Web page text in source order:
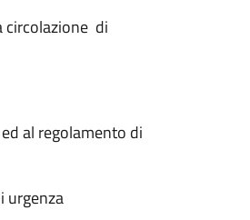
di
al regolamento di
di urgenza